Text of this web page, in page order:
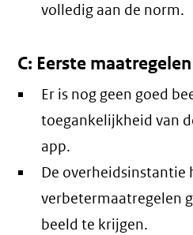
volledig aan de norm.
C: Eerste
Er is nog geen goed
toegankelijkheid van
app.
De overheidsinstantie
verbetermaatregelen
beeld te krijgen.